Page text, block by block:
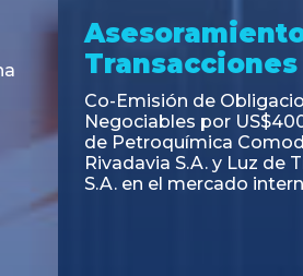
Transacciones
PAGBAM asesoró a
autorización para la
de los Certificados de
del Fideicomiso
Inmobiliario "Espacio